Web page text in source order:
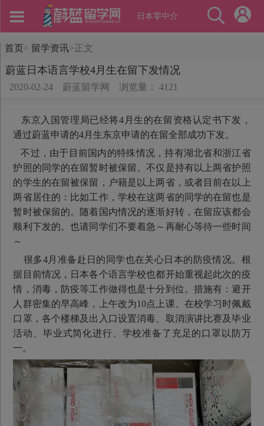
日本零中介
首页> 留学资讯>正文
蔚蓝日本语言学校4月生在留下发情况
2020-02-24 蔚蓝留学网 浏览量： 4121
东京入国管理局已经将4月生的在留资格认定书下发，
通过蔚蓝申请的4月生东京申请的在留全部成功下发。
不过，由于目前国内的特殊情况，持有湖北省和浙江省
护照的同学的在留暂时被保留。不仅是持有以上两省护照
的学生的在留被保留，户籍是以上两省，或者目前在以上
两省居住的：比如工作，学校在这两省的同学的在留也是
暂时被保留的。随着国内情况的逐渐好转，在留应该都会
顺利下发的。也请同学们不要着急～再耐心等待一些时间
～
很多4月准备赴日的同学也在关心日本的防疫情况。根
据目前情况，日本各个语言学校也都开始重视起此次的疫
情，消毒，防疫等工作做得也是十分到位。措施有：避开
人群密集的早高峰，上午改为10点上课、在校学习时佩戴
口罩，各个楼梯及出入口设置消毒、取消演讲比赛及毕业
活动、毕业式简化进行、学校准备了充足的口罩以防万
一。